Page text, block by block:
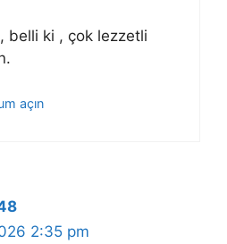
belli ki , çok lezzetli
açın
2:35 pm